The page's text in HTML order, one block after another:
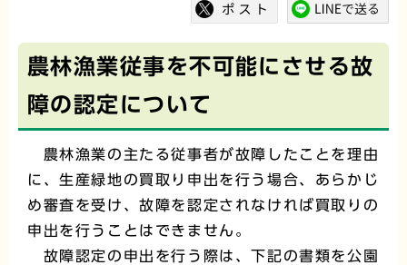
農林漁業従事を不可能にさせる故
障の認定について
農林漁業の主たる従事者が故障したことを理由
に、生産緑地の買取り申出を行う場合、あらかじ
め審査を受け、故障を認定されなければ買取りの
申出を行うことはできません。
故障認定の申出を行う際は、下記の書類を公園